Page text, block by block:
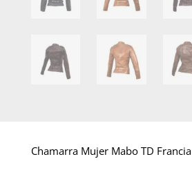
Chamarra Mujer Mabo TD Francia